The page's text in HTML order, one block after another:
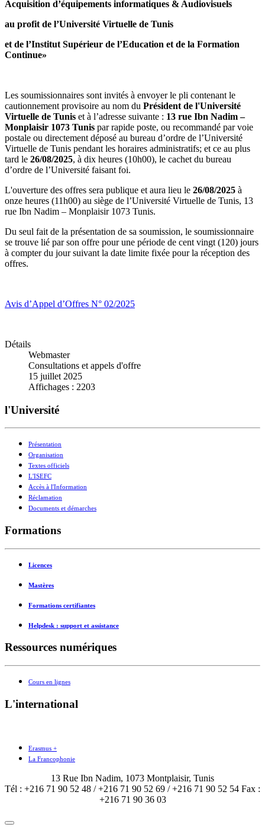
Acquisition d’équipements informatiques & Audiovisuels
au profit de l’Université Virtuelle de Tunis
et de l’Institut Supérieur de l’Education et de la Formation
Continue»
Les soumissionnaires sont invités à envoyer le pli contenant le
cautionnement provisoire au nom du Président de l'Université
Virtuelle de Tunis et à l’adresse suivante : 13 rue Ibn Nadim –
Monplaisir 1073 Tunis par rapide poste, ou recommandé par voie
postale ou directement déposé au bureau d’ordre de l’Université
Virtuelle de Tunis pendant les horaires administratifs; et ce au plus
tard le 26/08/2025, à dix heures (10h00), le cachet du bureau
d’ordre de l’Université faisant foi.
L'ouverture des offres sera publique et aura lieu le 26/08/2025 à
onze heures (11h00) au siège de l’Université Virtuelle de Tunis, 13
rue Ibn Nadim – Monplaisir 1073 Tunis.
Du seul fait de la présentation de sa soumission, le soumissionnaire
se trouve lié par son offre pour une période de cent vingt (120) jours
à compter du jour suivant la date limite fixée pour la réception des
offres.
Avis d’Appel d’Offres N° 02/2025
Détails
Webmaster
Consultations et appels d'offre
15 juillet 2025
Affichages : 2203
l'Université
Présentation
Organisation
Textes officiels
L'ISEFC
Accès à l'Information
Réclamation
Documents et démarches
Formations
Licences
Mastères
Formations certifiantes
Helpdesk : support et assistance
Ressources numériques
Cours en lignes
L'international
Erasmus +
La Francophonie
13 Rue Ibn Nadim, 1073 Montplaisir, Tunis
Tél : +216 71 90 52 48 / +216 71 90 52 69 / +216 71 90 52 54 Fax :
+216 71 90 36 03